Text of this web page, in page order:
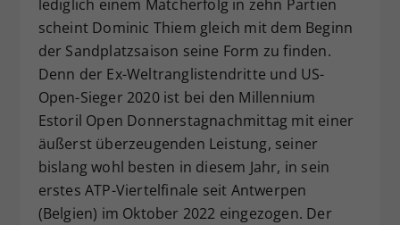
lediglich einem Matcherfolg in zehn Partien
scheint Dominic Thiem gleich mit dem Beginn
der Sandplatzsaison seine Form zu finden.
Denn der Ex-Weltranglistendritte und US-
Open-Sieger 2020 ist bei den Millennium
Estoril Open Donnerstagnachmittag mit einer
äußerst überzeugenden Leistung, seiner
bislang wohl besten in diesem Jahr, in sein
erstes ATP-Viertelfinale seit Antwerpen
(Belgien) im Oktober 2022 eingezogen. Der
Zweck
Dieser Wert speichert Ihre Consent-
Einstellungen. Unter anderem eine
zufällig generierte ID, für die
historische Speicherung Ihrer
vorgenommen Einstellungen, falls der
Webseiten-Betreiber dies eingestellt
hat.